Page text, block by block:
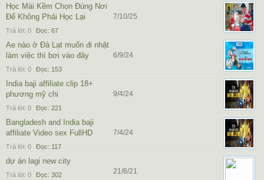
Học Mài Kềm Chọn Đúng Nơi
Để Không Phải Học Lại
Trả lời: 0 Đọc: 67
7/10/25
Ae nào ở Đà Lạt muốn đi nhật
làm việc thì bơi vào đây
Trả lời: 0 Đọc: 153
6/9/24
India baji affiliate clip 18+
phương mỹ chi
Trả lời: 0 Đọc: 221
9/4/24
Bangladesh and India baji
affiliate Video sex FullHD
Trả lời: 0 Đọc: 117
7/4/24
dự án lagi new city
Trả lời: 0 Đọc: 302 21/8/21